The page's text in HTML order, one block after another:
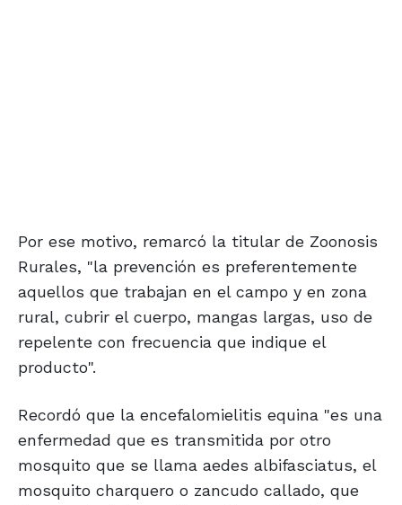
Por ese motivo, remarcó la titular de Zoonosis
Rurales, "la prevención es preferentemente
aquellos que trabajan en el campo y en zona
rural, cubrir el cuerpo, mangas largas, uso de
repelente con frecuencia que indique el
producto".
Recordó que la encefalomielitis equina "es una
enfermedad que es transmitida por otro
mosquito que se llama aedes albifasciatus, el
mosquito charquero o zancudo callado, que